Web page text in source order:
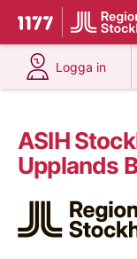
Till startsidan för
Du har
Logga in
på 1177.se
ASIH
Upplands